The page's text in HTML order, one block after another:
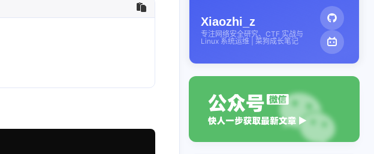
Xiaozhi_z
专注网络安全研究、CTF 实战与
Linux 系统运维 | 菜狗成长笔记